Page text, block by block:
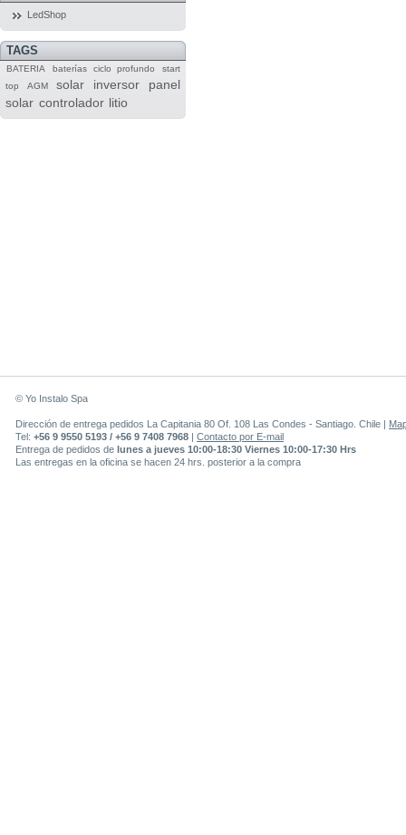
LedShop
TAGS
BATERIA baterías ciclo profundo
start
top
AGM solar inversor
panel
solar controlador litio
© Yo Instalo Spa
Dirección de entrega pedidos La Capitania 80 Of. 108 Las Condes - Santiago. Chile |
Tel: +56 9 9550 5193 / +56 9 7408 7968 | Contacto por E-mail
Entrega de pedidos de lunes a jueves 10:00-18:30 Viernes 10:00-17:30 Hrs
Las entregas en la oficina se hacen 24 hrs. posterior a la compra